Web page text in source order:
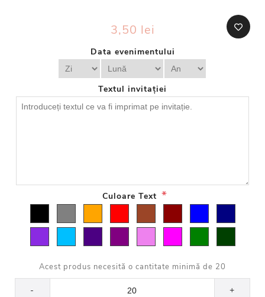
3,50 lei
Data evenimentului
Textul invitației
Culoare Text *
Acest produs necesită o cantitate minimă de 20
- +